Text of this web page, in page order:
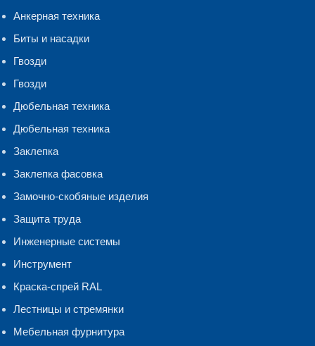
Анкерная техника
Биты и насадки
Гвозди
Гвозди
Дюбельная техника
Дюбельная техника
Заклепка
Заклепка фасовка
Замочно-скобяные изделия
Защита труда
Инженерные системы
Инструмент
Краска-спрей RAL
Лестницы и стремянки
Мебельная фурнитура